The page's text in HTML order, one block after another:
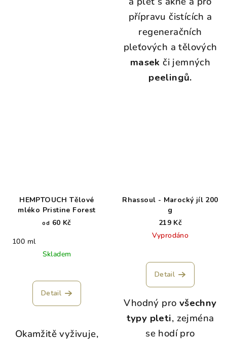
přípravu čistících a
regeneračních
pleťových a tělových
masek či jemných
peelingů.
HEMPTOUCH Tělové
mléko Pristine Forest
od 60 Kč
100 ml
Skladem
Detail
Okamžitě vyživuje,
Rhassoul - Marocký jíl 200
g
219 Kč
Vyprodáno
Detail
Vhodný pro všechny
typy pleti, zejména
se hodí pro